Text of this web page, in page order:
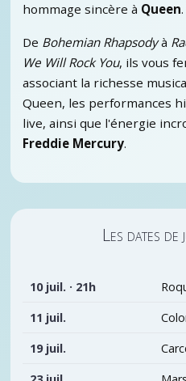
hommage sincère à Queen.
De Bohemian Rhapsodyà
We Will Rock You, ils vous
associant la richesse
Queen, les performances
live, ainsi que l'énergie
Freddie Mercury.
Les dates
10 juil. · 21h
11 juil.
19 juil.